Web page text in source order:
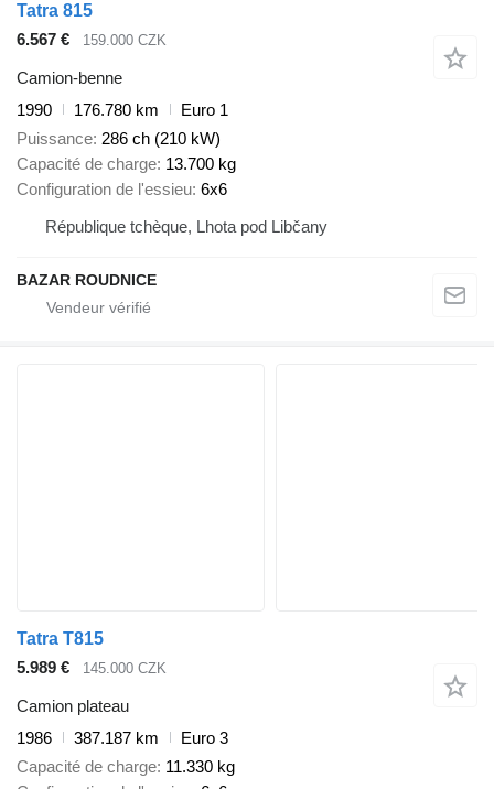
Tatra 815
6.567 €
159.000 CZK
Camion-benne
1990
176.780 km
Euro 1
Puissance 286 ch (210 kW)
Capacité de charge 13.700 kg
Configuration de l'essieu 6x6
République tchèque, Lhota pod Libčany
BAZAR ROUDNICE
Tatra T815
5.989 €
145.000 CZK
Camion plateau
1986
387.187 km
Euro 3
Capacité de charge 11.330 kg